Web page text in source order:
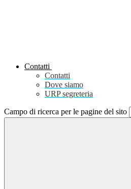
Contatti
Contatti
Dove siamo
URP segreteria
Campo di ricerca per le pagine del sito